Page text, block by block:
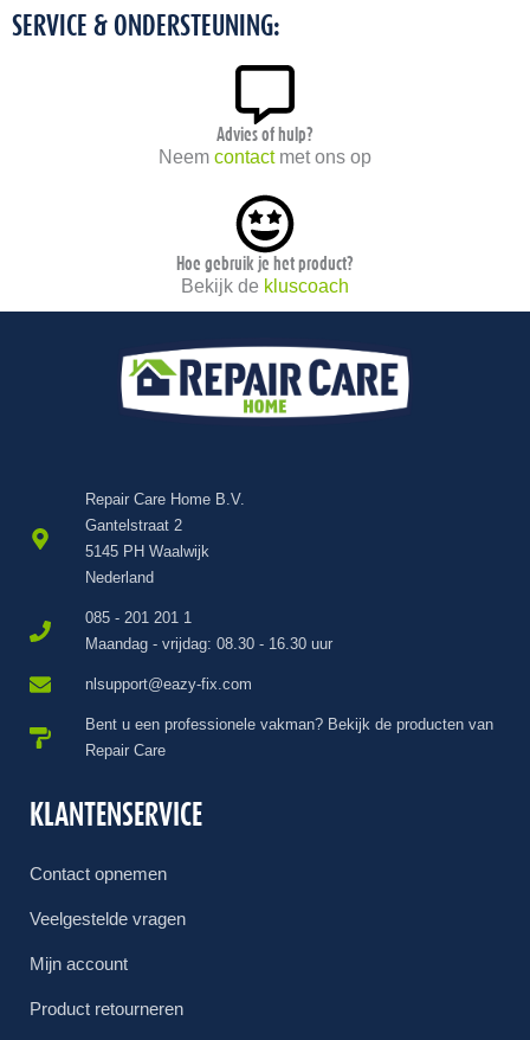
SERVICE & ONDERSTEUNING:
Advies of hulp?
Neem contactmet ons op
Hoe gebruik je het product?
Bekijk de kluscoach
Repair Care Home B.V.
Gantelstraat 2
5145 PH Waalwijk
Nederland
085 - 201 201 1
Maandag - vrijdag: 08.30 - 16.30 uur
nlsupport@eazy-fix.com
Bent u een professionele vakman? Bekijk de producten van
Repair Care
KLANTENSERVICE
Contact opnemen
Veelgestelde vragen
Mijn account
Product retourneren